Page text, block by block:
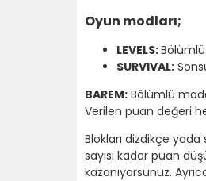
Oyun modları;
LEVELS:
SURVIVAL:
BAREM: Bölümlü
Verilen puan değeri
Blokları dizdikçe
sayısı kadar puan
kazanıyorsunuz.